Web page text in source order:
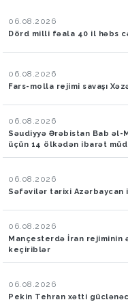
06.08.2026
Dörd milli fəala 40 il həbs
06.08.2026
Fars-molla rejimi savaşı
06.08.2026
Səudiyyə Ərəbistan Bab əl-
üçün 14 ölkədən ibarət
06.08.2026
Səfəvilər tarixi Azərbaycan
06.08.2026
Mançesterdə İran rejiminin
keçiriblər
06.08.2026
Pekin Tehran xətti